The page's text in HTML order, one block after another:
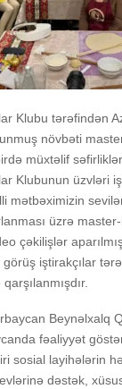
Klubu tərəfindən
növbəti
müxtəlif
Klubunun üzvləri
mətbəximizin
üzrə
çəkilişlər
iştirakçılar
Beynəlxalq
fəaliyyət
sosial layihələrin
dəstək,